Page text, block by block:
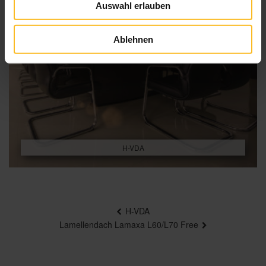
Auswahl erlauben
Ablehnen
H-VDA
H-VDA
Lamellendach Lamaxa L60/L70 Free